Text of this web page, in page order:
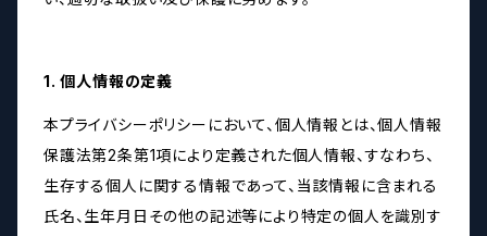
1. 個人情報の定義
本プライバシーポリシーにおいて、個人情報とは、個人情報
保護法第2条第1項により定義された個人情報、すなわち、
生存する個人に関する情報であって、当該情報に含まれる
氏名、生年月日その他の記述等により特定の個人を識別す